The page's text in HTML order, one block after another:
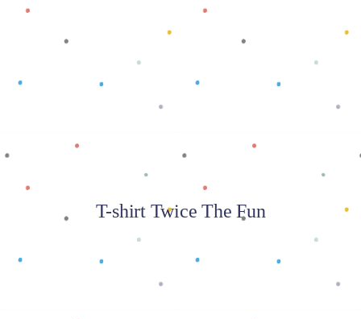
Baca selengkapnya
T-shirt Twice The Fun